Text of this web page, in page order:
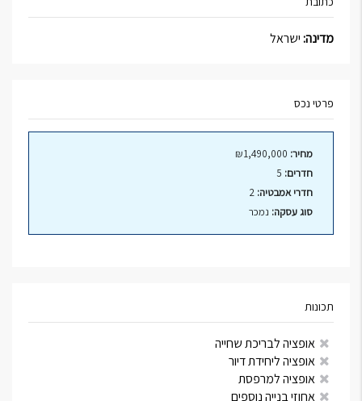
מדינה:ישראל
פרטי נכס
מחיר:
חדרים:
חדרי אמבטיה:
סוג עסקה: נמכר
תכונות
אופציה לבריכת שחייה
אופציה ליחידת דיור
אופציה למרפסת
אחוזי בנייה נוספים